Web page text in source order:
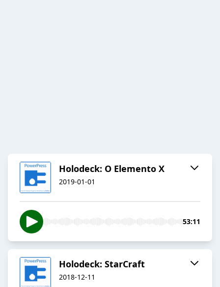
Holodeck: O Elemento X
2019-01-01
53:11
Holodeck: StarCraft
2018-12-11